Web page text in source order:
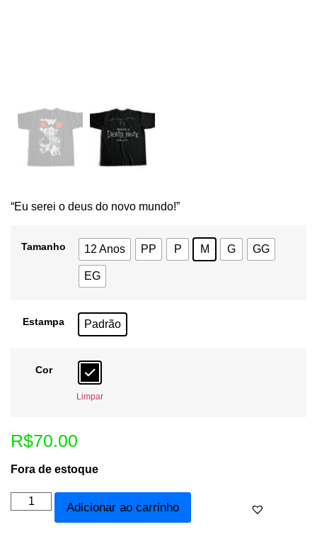
“Eu serei o deus do novo mundo!”
Tamanho 12 Anos PP P M G GG
EG
Estampa Padrão
Cor
Limpar
R$70.00
Fora de estoque
Adicionar ao carrinho